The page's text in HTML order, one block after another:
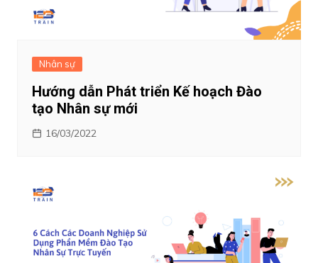
Nhân sự
Hướng dẫn Phát triển Kế hoạch Đào
tạo Nhân sự mới
16/03/2022